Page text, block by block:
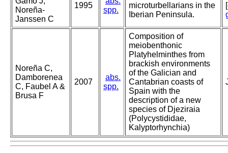
Noreña-
Janssen C
1995
spp.
microturbellarians in the
Iberian Peninsula.
Noreña C,
Damborenea
C, Faubel A &
Brusa F
2007
abs.
spp.
Composition of
meiobenthonic
Platyhelminthes from
brackish environments
of the Galician and
Cantabrian coasts of
Spain with the
description of a new
species of Djeziraia
(Polycystididae,
Kalyptorhynchia)